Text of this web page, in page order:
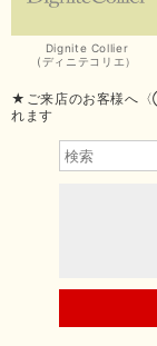
Dignite Collier
(ディニテコリエ）
★ご来店のお客様へ
れます